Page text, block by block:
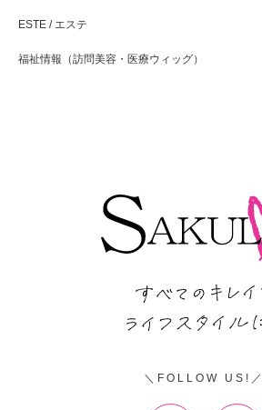
ESTE / エステ
福祉情報（訪問美容・医療ウィッグ）
FOLLOW US!